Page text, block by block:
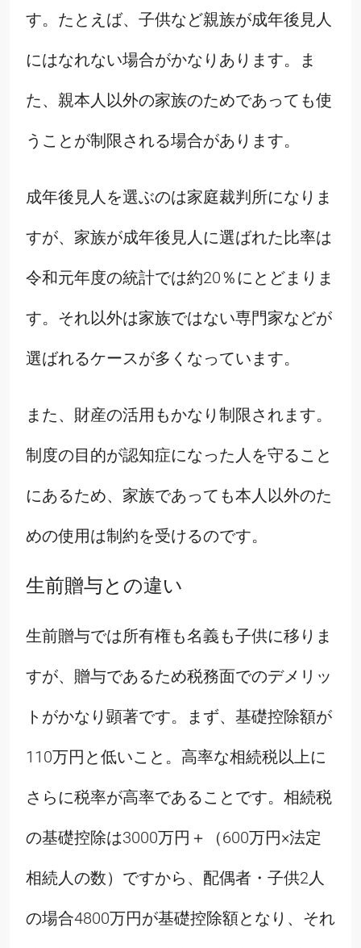
す。たとえば、子供など親族が成年後見人
にはなれない場合がかなりあります。ま
た、親本人以外の家族のためであっても使
うことが制限される場合があります。
成年後見人を選ぶのは家庭裁判所になりま
すが、家族が成年後見人に選ばれた比率は
令和元年度の統計では約20％にとどまりま
す。それ以外は家族ではない専門家などが
選ばれるケースが多くなっています。
また、財産の活用もかなり制限されます。
制度の目的が認知症になった人を守ること
にあるため、家族であっても本人以外のた
めの使用は制約を受けるのです。
生前贈与との違い
生前贈与では所有権も名義も子供に移りま
すが、贈与であるため税務面でのデメリッ
トがかなり顕著です。まず、基礎控除額が
110万円と低いこと。高率な相続税以上に
さらに税率が高率であることです。相続税
の基礎控除は3000万円＋（600万円×法定
相続人の数）ですから、配偶者・子供2人
の場合4800万円が基礎控除額となり、それ